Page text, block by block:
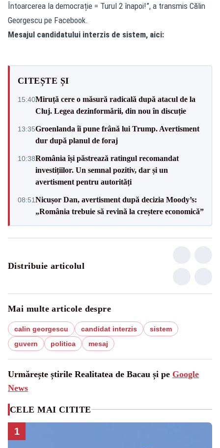
Întoarcerea la democrație = Turul 2 înapoi!”, a transmis Călin
Georgescu pe Facebook.
Mesajul candidatului interzis de sistem, aici:
CITEȘTE ȘI
15:40Miruță cere o măsură radicală după atacul de la
Cluj. Legea dezinformării, din nou în discuție
13:35Groenlanda îi pune frână lui Trump. Avertisment
dur după planul de foraj
10:38România își păstrează ratingul recomandat
investițiilor. Un semnal pozitiv, dar și un
avertisment pentru autorități
08:51Nicușor Dan, avertisment după decizia Moody’s:
„România trebuie să revină la creștere economică”
Distribuie articolul
Mai multe articole despre
calin georgescu candidat interzis
sistem
guvern
politica mesaj
Urmărește știrile Realitatea de Bacau și pe Google
News
CELE MAI CITITE
1